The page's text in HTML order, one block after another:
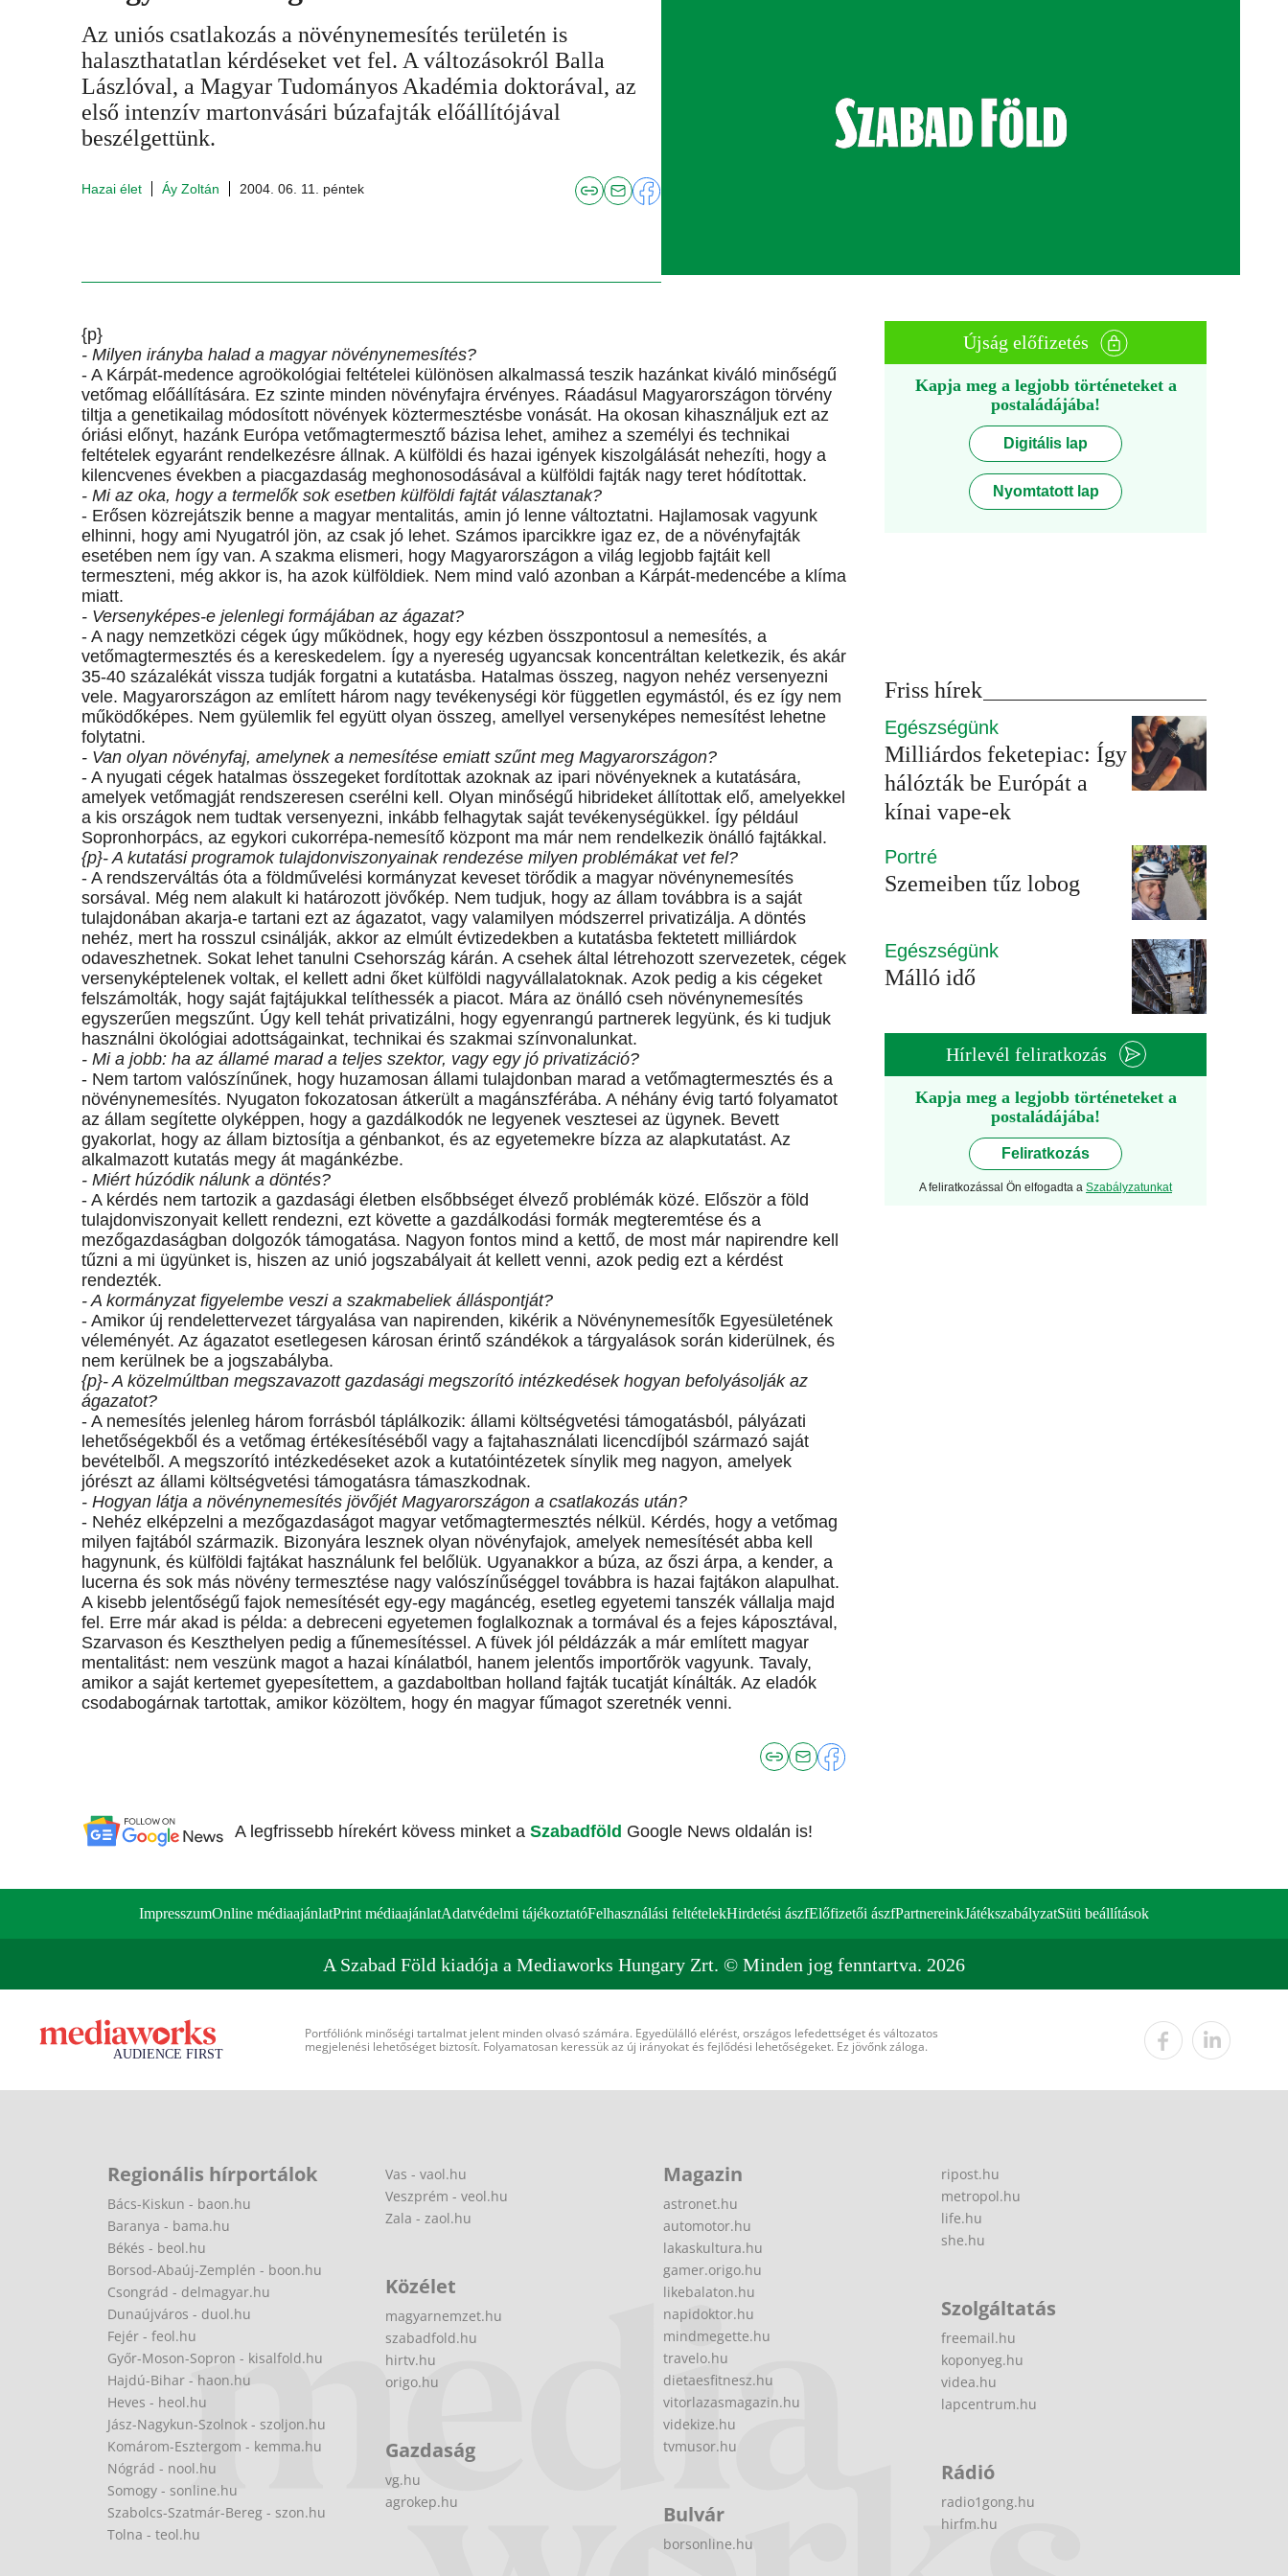
Az uniós csatlakozás a növénynemesítés területén is
halaszthatatlan kérdéseket vet fel. A változásokról Balla
Lászlóval, a Magyar Tudományos Akadémia doktorával, az
első intenzív martonvásári búzafajták előállítójával
beszélgettünk.
Hazai élet Áy Zoltán 2004. 06. 11. péntek
{p}
- Milyen irányba halad a magyar növénynemesítés?
- A Kárpát-medence agroökológiai feltételei különösen alkalmassá teszik hazánkat kiváló minőségű
vetőmag előállítására. Ez szinte minden növényfajra érvényes. Ráadásul Magyarországon törvény
tiltja a genetikailag módosított növények köztermesztésbe vonását. Ha okosan kihasználjuk ezt az
óriási előnyt, hazánk Európa vetőmagtermesztő bázisa lehet, amihez a személyi és technikai
feltételek egyaránt rendelkezésre állnak. A külföldi és hazai igények kiszolgálását nehezíti, hogy a
kilencvenes években a piacgazdaság meghonosodásával a külföldi fajták nagy teret hódítottak.
- Mi az oka, hogy a termelők sok esetben külföldi fajtát választanak?
- Erősen közrejátszik benne a magyar mentalitás, amin jó lenne változtatni. Hajlamosak vagyunk
elhinni, hogy ami Nyugatról jön, az csak jó lehet. Számos iparcikkre igaz ez, de a növényfajták
esetében nem így van. A szakma elismeri, hogy Magyarországon a világ legjobb fajtáit kell
termeszteni, még akkor is, ha azok külföldiek. Nem mind való azonban a Kárpát-medencébe a klíma
miatt.
- Versenyképes-e jelenlegi formájában az ágazat?
- A nagy nemzetközi cégek úgy működnek, hogy egy kézben összpontosul a nemesítés, a
vetőmagtermesztés és a kereskedelem. Így a nyereség ugyancsak koncentráltan keletkezik, és akár
35-40 százalékát vissza tudják forgatni a kutatásba. Hatalmas összeg, nagyon nehéz versenyezni
vele. Magyarországon az említett három nagy tevékenységi kör független egymástól, és ez így nem
működőképes. Nem gyülemlik fel együtt olyan összeg, amellyel versenyképes nemesítést lehetne
folytatni.
- Van olyan növényfaj, amelynek a nemesítése emiatt szűnt meg Magyarországon?
- A nyugati cégek hatalmas összegeket fordítottak azoknak az ipari növényeknek a kutatására,
amelyek vetőmagját rendszeresen cserélni kell. Olyan minőségű hibrideket állítottak elő, amelyekkel
a kis országok nem tudtak versenyezni, inkább felhagytak saját tevékenységükkel. Így például
Sopronhorpács, az egykori cukorrépa-nemesítő központ ma már nem rendelkezik önálló fajtákkal.
{p}- A kutatási programok tulajdonviszonyainak rendezése milyen problémákat vet fel?
- A rendszerváltás óta a földművelési kormányzat keveset törődik a magyar növénynemesítés
sorsával. Még nem alakult ki határozott jövőkép. Nem tudjuk, hogy az állam továbbra is a saját
tulajdonában akarja-e tartani ezt az ágazatot, vagy valamilyen módszerrel privatizálja. A döntés
nehéz, mert ha rosszul csinálják, akkor az elmúlt évtizedekben a kutatásba fektetett milliárdok
odaveszhetnek. Sokat lehet tanulni Csehország kárán. A csehek által létrehozott szervezetek, cégek
versenyképtelenek voltak, el kellett adni őket külföldi nagyvállalatoknak. Azok pedig a kis cégeket
felszámolták, hogy saját fajtájukkal telíthessék a piacot. Mára az önálló cseh növénynemesítés
egyszerűen megszűnt. Úgy kell tehát privatizálni, hogy egyenrangú partnerek legyünk, és ki tudjuk
használni ökológiai adottságainkat, technikai és szakmai színvonalunkat.
- Mi a jobb: ha az államé marad a teljes szektor, vagy egy jó privatizáció?
- Nem tartom valószínűnek, hogy huzamosan állami tulajdonban marad a vetőmagtermesztés és a
növénynemesítés. Nyugaton fokozatosan átkerült a magánszférába. A néhány évig tartó folyamatot
az állam segítette olyképpen, hogy a gazdálkodók ne legyenek vesztesei az ügynek. Bevett
gyakorlat, hogy az állam biztosítja a génbankot, és az egyetemekre bízza az alapkutatást. Az
alkalmazott kutatás megy át magánkézbe.
- Miért húzódik nálunk a döntés?
- A kérdés nem tartozik a gazdasági életben elsőbbséget élvező problémák közé. Először a föld
tulajdonviszonyait kellett rendezni, ezt követte a gazdálkodási formák megteremtése és a
mezőgazdaságban dolgozók támogatása. Nagyon fontos mind a kettő, de most már napirendre kell
tűzni a mi ügyünket is, hiszen az unió jogszabályait át kellett venni, azok pedig ezt a kérdést
rendezték.
- A kormányzat figyelembe veszi a szakmabeliek álláspontját?
- Amikor új rendelettervezet tárgyalása van napirenden, kikérik a Növénynemesítők Egyesületének
véleményét. Az ágazatot esetlegesen károsan érintő szándékok a tárgyalások során kiderülnek, és
nem kerülnek be a jogszabályba.
{p}- A közelmúltban megszavazott gazdasági megszorító intézkedések hogyan befolyásolják az
ágazatot?
- A nemesítés jelenleg három forrásból táplálkozik: állami költségvetési támogatásból, pályázati
lehetőségekből és a vetőmag értékesítéséből vagy a fajtahasználati licencdíjból származó saját
bevételből. A megszorító intézkedéseket azok a kutatóintézetek sínylik meg nagyon, amelyek
jórészt az állami költségvetési támogatásra támaszkodnak.
- Hogyan látja a növénynemesítés jövőjét Magyarországon a csatlakozás után?
- Nehéz elképzelni a mezőgazdaságot magyar vetőmagtermesztés nélkül. Kérdés, hogy a vetőmag
milyen fajtából származik. Bizonyára lesznek olyan növényfajok, amelyek nemesítését abba kell
hagynunk, és külföldi fajtákat használunk fel belőlük. Ugyanakkor a búza, az őszi árpa, a kender, a
lucerna és sok más növény termesztése nagy valószínűséggel továbbra is hazai fajtákon alapulhat.
A kisebb jelentőségű fajok nemesítését egy-egy magáncég, esetleg egyetemi tanszék vállalja majd
fel. Erre már akad is példa: a debreceni egyetemen foglalkoznak a tormával és a fejes káposztával,
Szarvason és Keszthelyen pedig a fűnemesítéssel. A füvek jól példázzák a már említett magyar
mentalitást: nem veszünk magot a hazai kínálatból, hanem jelentős importőrök vagyunk. Tavaly,
amikor a saját kertemet gyepesítettem, a gazdaboltban holland fajták tucatját kínálták. Az eladók
csodabogárnak tartottak, amikor közöltem, hogy én magyar fűmagot szeretnék venni.
A legfrissebb hírekért kövess minket a Szabadföld Google News oldalán is!
Újság előfizetés
Kapja meg a legjobb történeteket a
postaládájába!
Digitális lap
Nyomtatott lap
Friss hírek
Egészségünk
Milliárdos feketepiac: Így
hálózták be Európát a
kínai vape-ek
Portré
Szemeiben tűz lobog
Egészségünk
Málló idő
Hírlevél feliratkozás
Kapja meg a legjobb történeteket a
postaládájába!
Feliratkozás
A feliratkozással Ön elfogadta a Szabályzatunkat
ImpresszumOnline médiaajánlatPrint médiaajánlatAdatvédelmi tájékoztatóFelhasználási feltételekHirdetési ászfElőfizetői ászfPartnereinkJátékszabályzatSüti beállítások
A Szabad Föld kiadója a Mediaworks Hungary Zrt. © Minden jog fenntartva. 2026
Portfóliónk minőségi tartalmat jelent minden olvasó számára. Egyedülálló elérést, országos lefedettséget és változatos
megjelenési lehetőséget biztosít. Folyamatosan keressük az új irányokat és fejlődési lehetőségeket. Ez jövőnk záloga.
Regionális hírportálok
Bács-Kiskun - baon.hu
Baranya - bama.hu
Békés - beol.hu
Borsod-Abaúj-Zemplén - boon.hu
Csongrád - delmagyar.hu
Dunaújváros - duol.hu
Fejér - feol.hu
Győr-Moson-Sopron - kisalfold.hu
Hajdú-Bihar - haon.hu
Heves - heol.hu
Jász-Nagykun-Szolnok - szoljon.hu
Komárom-Esztergom - kemma.hu
Nógrád - nool.hu
Somogy - sonline.hu
Szabolcs-Szatmár-Bereg - szon.hu
Tolna - teol.hu
Vas - vaol.hu
Veszprém - veol.hu
Zala - zaol.hu
Közélet
magyarnemzet.hu
szabadfold.hu
hirtv.hu
origo.hu
Gazdaság
vg.hu
agrokep.hu
Magazin
astronet.hu
automotor.hu
lakaskultura.hu
gamer.origo.hu
likebalaton.hu
napidoktor.hu
mindmegette.hu
travelo.hu
dietaesfitnesz.hu
vitorlazasmagazin.hu
videkize.hu
tvmusor.hu
Bulvár
borsonline.hu
ripost.hu
metropol.hu
life.hu
she.hu
Szolgáltatás
freemail.hu
koponyeg.hu
videa.hu
lapcentrum.hu
Rádió
radio1gong.hu
hirfm.hu